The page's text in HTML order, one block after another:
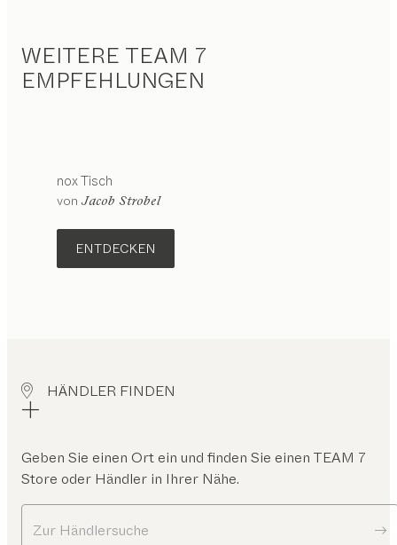
WEITERE TEAM 7
EMPFEHLUNGEN
noxTisch
von Jacob Strobel
ENTDECKEN
HÄNDLER FINDEN
Geben Sie einen Ort ein und finden Sie einen TEAM 7
Store oder Händler in Ihrer Nähe.
Zur Händlersuche